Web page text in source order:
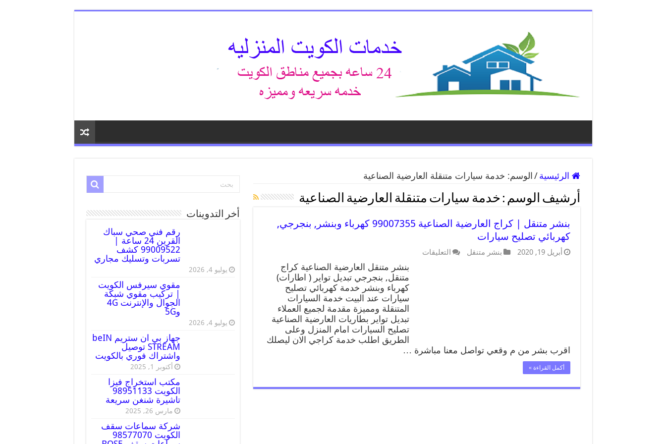
الرئيسية / الوسم: خدمة سيارات متنقلة العارضية الصناعية
أرشيف الوسم : خدمة سيارات متنقلة العارضية الصناعية
بنشر متنقل | كراج العارضية الصناعية 99007355 كهرباء وبنشر, بنجرجي,
كهربائي تصليح سيارات
أبريل 19, 2020 بنشر متنقل التعليقات
بنشر متنقل العارضية الصناعية كراج
متنقل, بنجرجي تبديل تواير ( اطارات)
كهرباء وبنشر خدمة كهربائي تصليح
سيارات عند البيت خدمة السيارات
المتنقلة ومميزة مقدمة لجميع العملاء
تبديل تواير بطاريات العارضية الصناعية
تصليح السيارات امام المنزل وعلى
الطريق اطلب خدمة كراجي الان ليصلك
اقرب بشر من م وقعي تواصل معنا مباشرة …
أكمل القراءة »
أخر التدوينات
رقم فني صحي سباك
القرين 24 ساعة |
99009522 كشف
تسربات وتسليك مجاري
يوليو 4, 2026
مقوي سيرفس الكويت
| تركيب مقوي شبكة
الجوال والإنترنت 4G
و5G
يوليو 4, 2026
جهاز بي ان ستريم beIN
STREAM توصيل
واشتراك فوري بالكويت
أكتوبر 1, 2025
مكتب استخراج فيزا
الكويت 98951133
تاشيرة شنغن سريعة
مارس 26, 2025
شركة سماعات سقف
الكويت 98577070